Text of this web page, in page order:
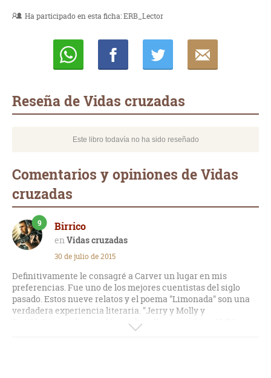
Ha participado en esta ficha:ERB_Lector
Reseña de Vidas cruzadas
Este libro todavía no ha sido reseñado
Comentarios y opiniones de Vidas
cruzadas
Birrico
Vidas cruzadas
9
30 de julio de 2015
Definitivamente le consagré a Carver un lugar en mis
preferencias. Fue uno de los mejores cuentistas del siglo
pasado. Estos nueve relatos y el poema "Limonada" son una
verdadera experiencia literaria. "Jerry y Molly y
Sam","¿Quieres hacer el favor de callarte, por favor?", "No son
tu marido" y "Recolectores" son válidos ejemplos de ello.